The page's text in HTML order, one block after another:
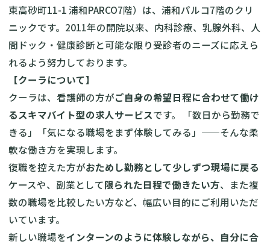
東高砂町11-1 浦和PARCO7階）は、浦和パルコ7階のクリ
ニックです。2011年の開院以来、内科診療、乳腺外科、人
間ドック・健康診断と可能な限り受診者のニーズに応えら
れるよう努力しております。
【クーラについて】
クーラは、看護師の方がご自身の希望日程に合わせて働け
るスキマバイト型の求人サービスです。 「数日から勤務で
きる」「気になる職場をまず体験してみる」——そんな柔
軟な働き方を実現します。
復職を控えた方がおためし勤務として少しずつ現場に戻る
ケースや、副業として限られた日程で働きたい方、また複
数の職場を比較したい方など、幅広い目的にご利用いただ
いています。
新しい職場をインターンのように体験しながら、自分に合